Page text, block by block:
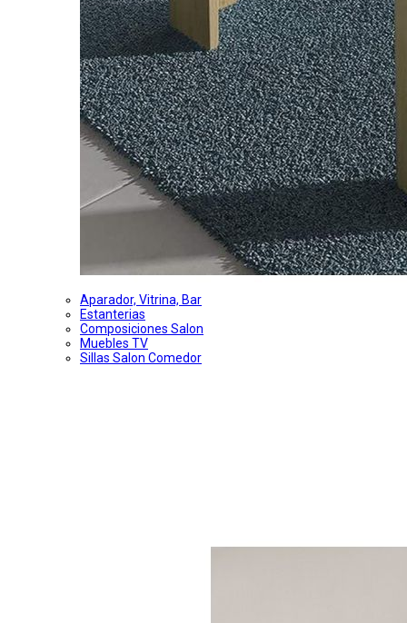
Aparador, Vitrina, Bar
Estanterias
Composiciones Salon
Muebles TV
Sillas Salon Comedor